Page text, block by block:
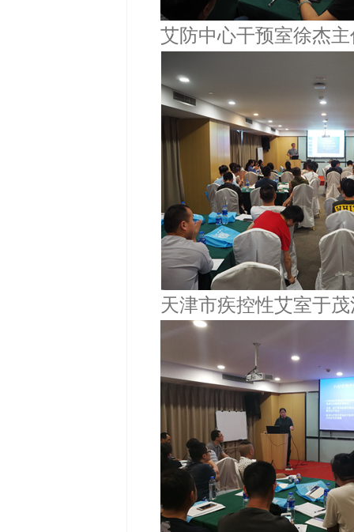
艾防中心干预室徐杰
天津市疾控性艾室于